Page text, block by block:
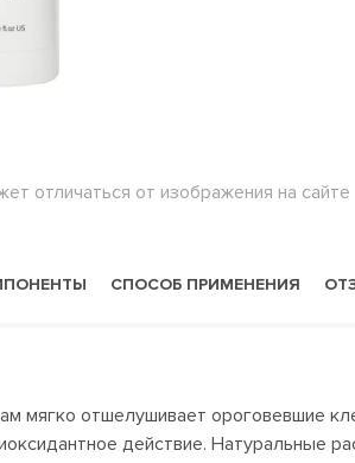
отличаться от изображения на сайте
СПОСОБ ПРИМЕНЕНИЯ
мягко отшелушивает ороговевшие
действие. Натуральные